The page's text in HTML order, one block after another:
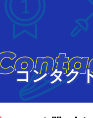
コンタク